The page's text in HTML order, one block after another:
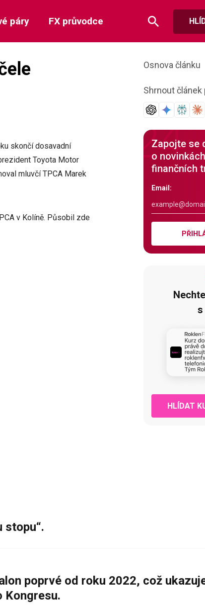
páry FX průvodce
skončí dosavadní
Toyota Motor
mluvčí TPCA Marek
v Kolíně. Působil zde
Osnova článku
Shrnout článek
Zapojte se
o
finančních
Email:
s
HLÍDAT
stopu“.
poprvé od roku 2022, což
Kongresu.